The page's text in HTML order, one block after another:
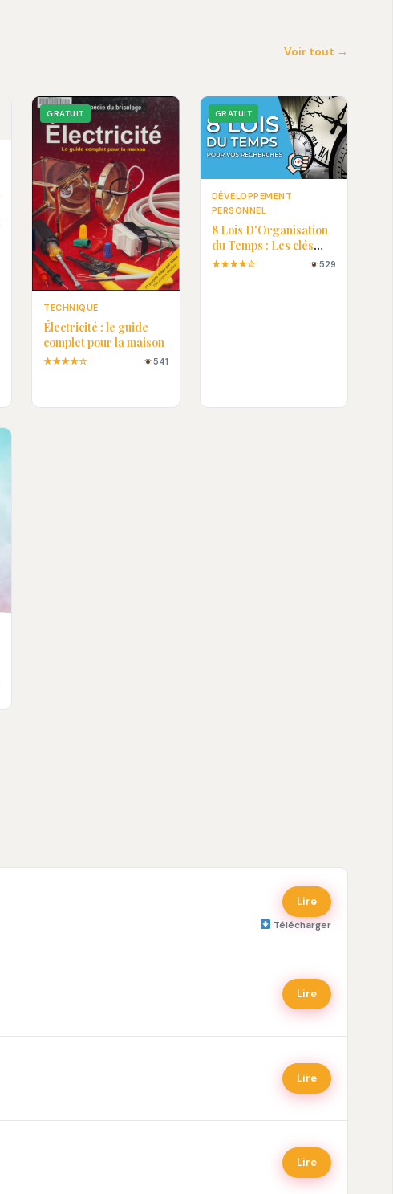
Voir tout →
GRATUIT
TECHNIQUE
Électricité : le guide
complet pour la maison
★★★★☆ 541
GRATUIT
DÉVELOPPEMENT
PERSONNEL
8 Lois D'Organisation
du Temps : Les clés
pour une vie plus
★★★★☆ 529
Lire
Télécharger
Lire
Lire
Lire